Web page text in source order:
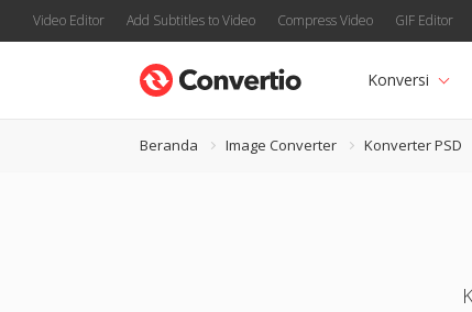
Video Editor Add Subtitles to Video Compress Video GIF Editor
Konversi
Beranda Image Converter Konverter PSD